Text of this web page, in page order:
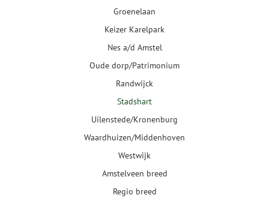
Groenelaan
Keizer Karelpark
Nes a/d Amstel
Oude dorp/Patrimonium
Randwijck
Stadshart
Uilenstede/Kronenburg
Waardhuizen/Middenhoven
Westwijk
Amstelveen breed
Regio breed